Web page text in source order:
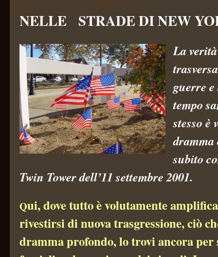
NELLE STRADE DI NEW
La
guerre
tempo
stesso è
dramma
subito
Twin Tower dell’11 settembre 2001.
Qui, dove tutto è volutamente
rivestirsi di nuova trasgressione, ciò
dramma profondo, lo trovi ancora per